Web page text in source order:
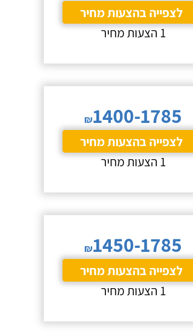
לצפייה בהצעות מחיר
1 הצעות מחיר
₪1400-1785
לצפייה בהצעות מחיר
1 הצעות מחיר
₪1450-1785
לצפייה בהצעות מחיר
1 הצעות מחיר